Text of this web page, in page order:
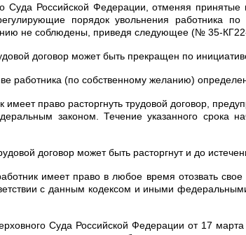
Суда Российской Федерации, отменяя
порядок увольнения работника
не соблюдены, приведя следующее (№ 35-
договор может быть прекращен по
работника (по собственному желанию)
право расторгнуть трудовой договор,
законом. Течение указанного срока
договор может быть расторгнут и до
имеет право в любое время отозвать
с данным кодексом и иными
Суда Российской Федерации от 17